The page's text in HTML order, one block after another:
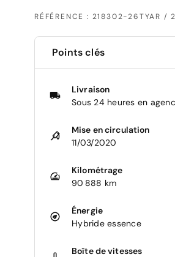
RÉFÉRENCE : 218302-26TYAR /
Points clés
Livraison
Sous 24 heures en
Mise en circulation
11/03/2020
Kilométrage
90 888 km
Énergie
Hybride essence
Boîte de vitesses